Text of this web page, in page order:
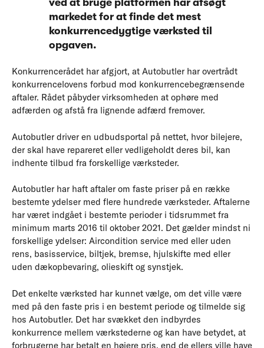
markedet for at finde det mest
konkurrencedygtige værksted til
opgaven.
Konkurrencerådet har afgjort, at Autobutler har overtrådt
konkurrencelovens forbud mod konkurrencebegrænsende
aftaler. Rådet påbyder virksomheden at ophøre med
adfærden og afstå fra lignende adfærd fremover.
Autobutler driver en udbudsportal på nettet, hvor bilejere,
der skal have repareret eller vedligeholdt deres bil, kan
indhente tilbud fra forskellige værksteder.
Autobutler har haft aftaler om faste priser på en række
bestemte ydelser med flere hundrede værksteder. Aftalerne
har været indgået i bestemte perioder i tidsrummet fra
minimum marts 2016 til oktober 2021. Det gælder mindst ni
forskellige ydelser: Aircondition service med eller uden
rens, basisservice, biltjek, bremse, hjulskifte med eller
uden dækopbevaring, olieskift og synstjek.
Det enkelte værksted har kunnet vælge, om det ville være
med på den faste pris i en bestemt periode og tilmelde sig
hos Autobutler. Det har svækket den indbyrdes
konkurrence mellem værkstederne og kan have betydet, at
forbrugerne har betalt en højere pris, end de ellers ville have